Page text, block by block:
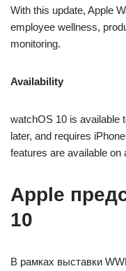
With this update, Apple
employee wellness,
monitoring.
Availability
watchOS 10 is available
later, and requires
features are available on
Apple
10
В рамках выставки